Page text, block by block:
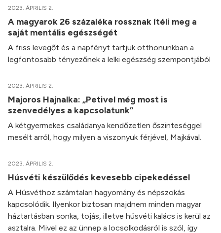
2023. ÁPRILIS 2.
A magyarok 26 százaléka rossznak ítéli meg a
saját mentális egészségét
A friss levegőt és a napfényt tartjuk otthonunkban a
legfontosabb tényezőnek a lelki egészség szempontjából
2023. ÁPRILIS 2.
Majoros Hajnalka: „Petivel még most is
szenvedélyes a kapcsolatunk”
A kétgyermekes családanya kendőzetlen őszinteséggel
mesélt arról, hogy milyen a viszonyuk férjével, Majkával.
2023. ÁPRILIS 2.
Húsvéti készülődés kevesebb cipekedéssel
A Húsvéthoz számtalan hagyomány és népszokás
kapcsolódik. Ilyenkor biztosan majdnem minden magyar
háztartásban sonka, tojás, illetve húsvéti kalács is kerül az
asztalra. Mivel ez az ünnep a locsolkodásról is szól, így